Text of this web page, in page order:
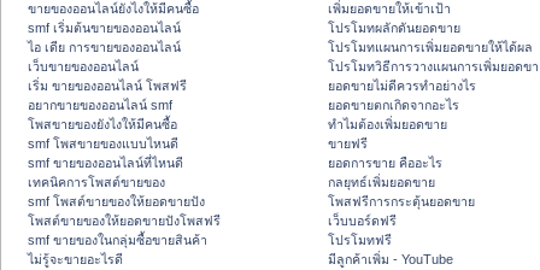
ขายของออนไลน์ยังไงให้มีคนซื้อ
smf เริ่มต้นขายของออนไลน์
ไอ เดีย การขายของออนไลน์
เว็บขายของออนไลน์
เริ่ม ขายของออนไลน์ โพสฟรี
อยากขายของออนไลน์ smf
โพสขายของยังไงให้มีคนซื้อ
smf โพสขายของแบบไหนดี
smf ขายของออนไลน์ที่ไหนดี
เทคนิคการโพสต์ขายของ
smf โพสต์ขายของให้ยอดขายปัง
โพสต์ขายของให้ยอดขายปังโพสฟรี
smf ขายของในกลุ่มซื้อขายสินค้า
ไม่รู้จะขายอะไรดี
เพิ่มยอดขายให้เข้าเป้า
โปรโมทผลักดันยอดขาย
โปรโมทแผนการเพิ่มยอดขายให้ได้ผล
โปรโมทวิธีการวางแผนการเพิ่มยอดข
ยอดขายไม่ดีควรทำอย่างไร
ยอดขายตกเกิดจากอะไร
ทำไมต้องเพิ่มยอดขาย
ขายฟรี
ยอดการขาย คืออะไร
กลยุทธ์เพิ่มยอดขาย
โพสฟรีการกระตุ้นยอดขาย
เว็บบอร์ดฟรี
โปรโมทฟรี
มีลูกค้าเพิ่ม - YouTube